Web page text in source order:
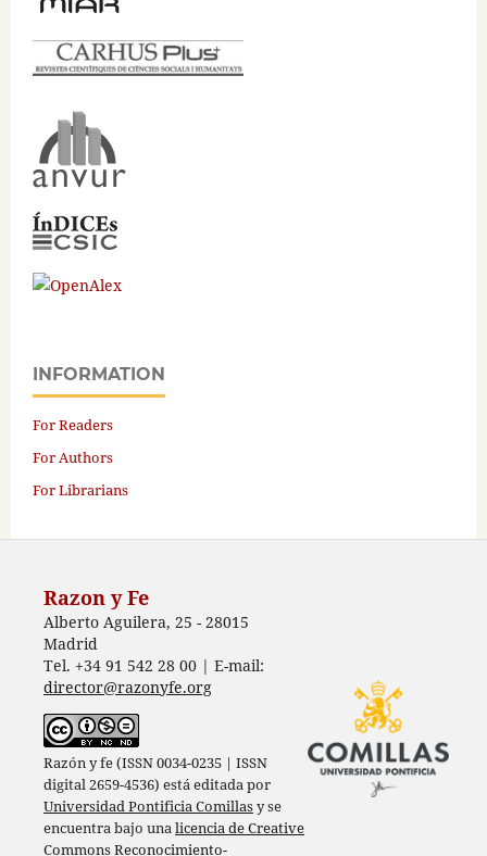
INFORMATION
For Readers
For Authors
For Librarians
Razon y Fe
Alberto Aguilera, 25 - 28015
Madrid
Tel. +34 91 542 28 00 | E-mail:
director@razonyfe.org
Razón y fe (ISSN 0034-0235 | ISSN
digital 2659-4536) está editada por
Universidad Pontificia Comillasy se
encuentra bajo unalicencia de Creative
Commons Reconocimiento-